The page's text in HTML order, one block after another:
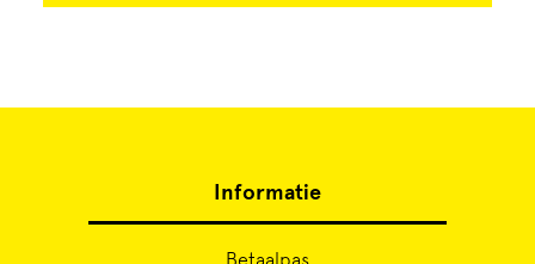
Informatie
Betaalpas